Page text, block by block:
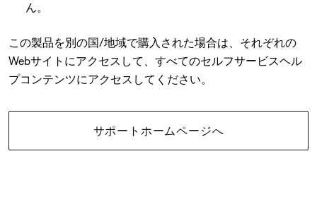
ん。
この製品を別の国/地域で購入された場合は、それぞれの
Webサイトにアクセスして、すべてのセルフサービスヘル
プコンテンツにアクセスしてください。
サポートホームページへ